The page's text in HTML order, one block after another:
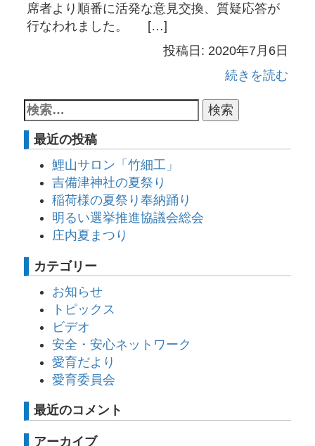
席者より順番に活発な意見交換、質疑応答が
行なわれました。 […]
投稿日: 2020年7月6日
続きを読む
最近の投稿
鯉山サロン「竹細工」
吉備津神社の夏祭り
稲荷様の夏祭り奉納踊り
明るい選挙推進協議会総会
庄内夏まつり
カテゴリー
お知らせ
トピックス
ビデオ
安全・安心ネットワーク
愛育だより
愛育委員会
最近のコメント
アーカイブ